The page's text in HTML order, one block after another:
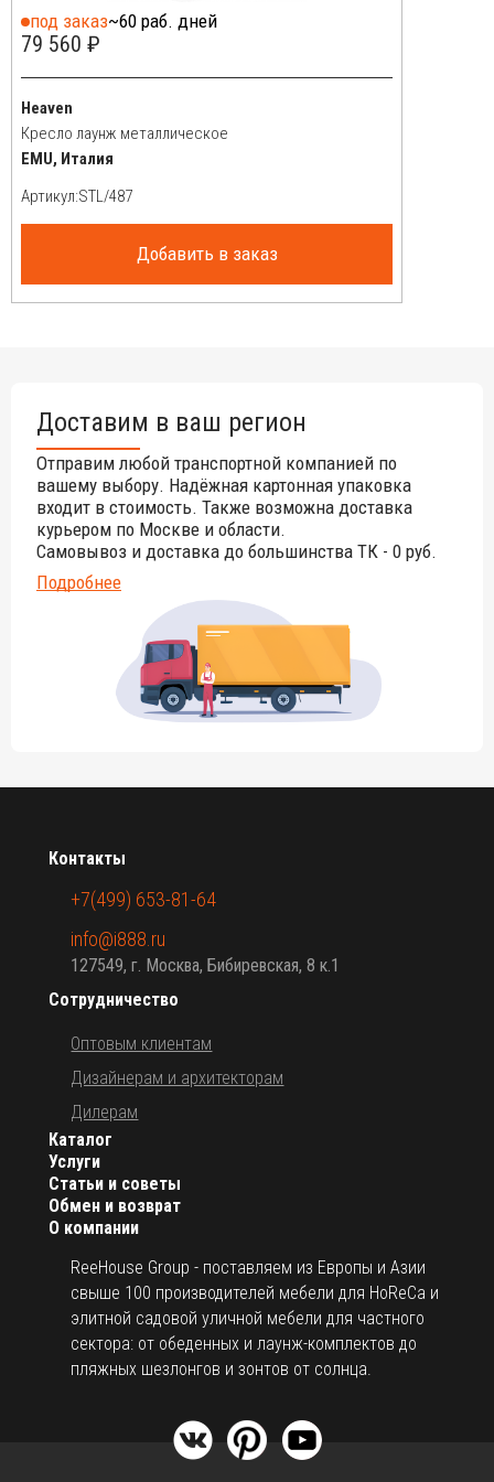
известкового налета или других минеральных солей,
которые оставляют стойкие следы или полосы при
высыхании поверхности, для чистки стекла можно
использовать специальные продукты вместо мягкого
моющего средства, за исключением окрашенных
поверхностей.
под заказ~60 раб. дней
79 560 ₽
Heaven
Кресло лаунж металлическое
EMU, Италия
Артикул:
Добавить в заказ
Доставим в ваш регион
Отправим любой транспортной компанией по
вашему выбору. Надёжная картонная упаковка
входит в стоимость. Также возможна доставка
курьером по Москве и области.
Самовывоз и доставка до большинства ТК - 0 руб.
Подробнее
О компании
ReeHouse Group - поставляем из Европы и Азии
свыше 100 производителей мебели для HoReCa и
элитной садовой уличной мебели для частного
сектора: от обеденных и лаунж-комплектов до
пляжных шезлонгов и зонтов от солнца.
Каталог
Услуги
Статьи и советы
Обмен и возврат
Сотрудничество
Оптовым клиентам
Дизайнерам и архитекторам
Дилерам
Контакты
+7(499) 653-81-64
info@i888.ru
127549, г. Москва, Бибиревская, 8 к.1